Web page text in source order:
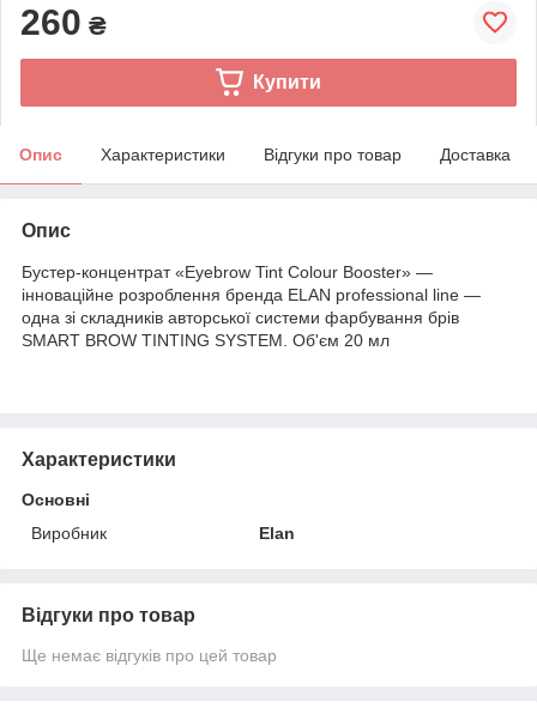
260 ₴
Купити
Опис Характеристики Відгуки про товар Доставка
Опис
Бустер-концентрат «Eyebrow Tint Colour Booster» —
інноваційне розроблення бренда ELAN professional line —
одна зі складників авторської системи фарбування брів
SMART BROW TINTING SYSTEM. Об'єм 20 мл
Характеристики
Основні
Виробник
Elan
Відгуки про товар
Ще немає відгуків про цей товар